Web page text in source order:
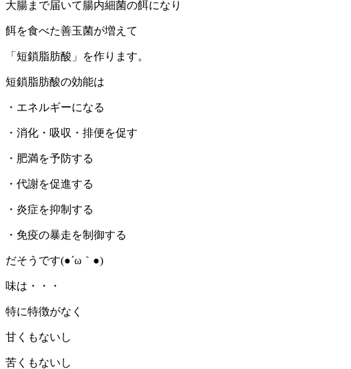
大腸まで届いて腸内細菌の餌になり
餌を食べた善玉菌が増えて
「短鎖脂肪酸」を作ります。
短鎖脂肪酸の効能は
・エネルギーになる
・消化・吸収・排便を促す
・肥満を予防する
・代謝を促進する
・炎症を抑制する
・免疫の暴走を制御する
だそうです(●´ω｀●)
味は・・・
特に特徴がなく
甘くもないし
苦くもないし